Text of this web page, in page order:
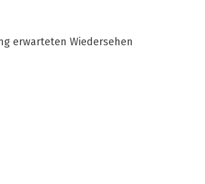
erwarteten Wiedersehen